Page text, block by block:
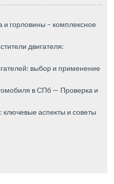
и горловины – комплексное
двигателя:
выбор и применение
в СПб — Проверка и
ключевые аспекты и советы